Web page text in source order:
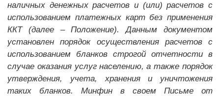
наличных денежных расчетов и (или) расчетов с
использованием платежных карт без применения
ККТ (далее – Положение). Данным документом
установлен порядок осуществления расчетов с
использованием бланков строгой отчетности в
случае оказания услуг населению, а также порядок
утверждения, учета, хранения и уничтожения
таких бланков. Минфин в своем Письме от